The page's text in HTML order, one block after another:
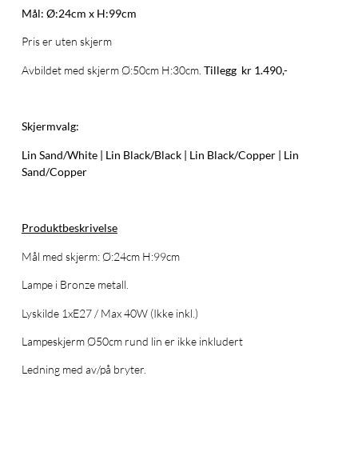
Mål: Ø:24cm x H:99cm
Pris er uten skjerm
Avbildet med skjerm Ø:50cm H:30cm. Tillegg kr 1.490,-
Skjermvalg:
Lin Sand/White | Lin Black/Black | Lin Black/Copper | Lin
Sand/Copper
Produktbeskrivelse
Mål med skjerm: Ø:24cm H:99cm
Lampe i Bronze metall.
Lyskilde 1xE27 / Max 40W (Ikke inkl.)
Lampeskjerm Ø50cm rund lin er ikke inkludert
Ledning med av/på bryter.